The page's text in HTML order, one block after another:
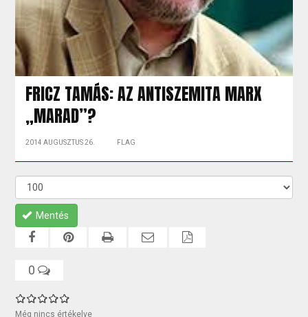
FRICZ TAMÁS: AZ ANTISZEMITA MARX
„MARAD”?
2014 AUGUSZTUS 26. FLAG
Mentés
0
Még nincs értékelve